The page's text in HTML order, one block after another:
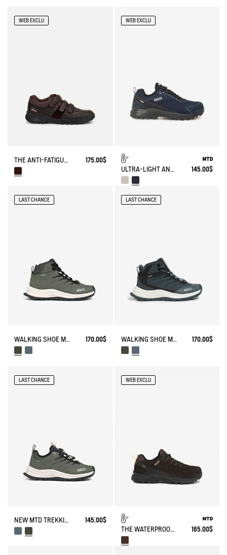
WEB EXCLU
THE ANTI-FATIGUE SHOE WITH VELCRO CLOSURES 175.00$
WEB EXCLU
ULTRA-LIGHT AND WATERPROOF WALKING SHOE 145.00$
LAST CHANCE
WALKING SHOE MTD TREKKIX 170.00$
LAST CHANCE
WALKING SHOE MTD TREKKIX 170.00$
LAST CHANCE
NEW MTD TREKKING SHOES IN LOW VERSION 145.00$
WEB EXCLU
THE WATERPROOF AND BREATHABLE LEATHER WALKING SHOE 165.00$